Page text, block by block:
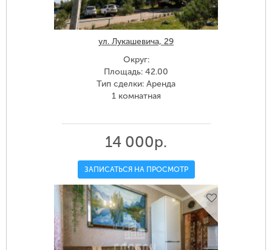
ул. Лукашевича, 29
Округ:
Площадь: 42.00
Тип сделки: Аренда
1 комнатная
14 000р.
ЗАПИСАТЬСЯ НА ПРОСМОТР